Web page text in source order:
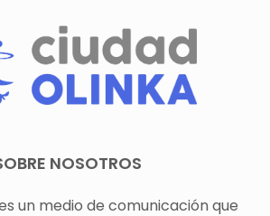
NOSOTROS
un medio de comunicación que